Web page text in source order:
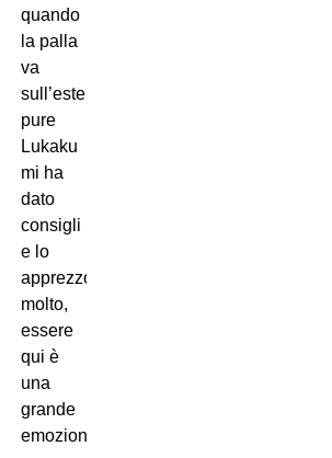
quando
la palla
va
sull’esterno,
pure
Lukaku
mi ha
dato
consigli
e lo
apprezzo
molto,
essere
qui è
una
grande
emozione”.